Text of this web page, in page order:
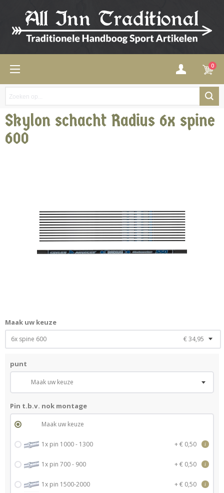
0
Skylon schacht Radius 6x spine
600
Maak uw keuze
6x spine 600 € 34,95
punt
Maak uw keuze
Pin t.b.v. nok montage
Maak uw keuze
1x pin 1000 - 1300 + € 0,50 i
1x pin 700 - 900 + € 0,50 i
1x pin 1500-2000 + € 0,50 i